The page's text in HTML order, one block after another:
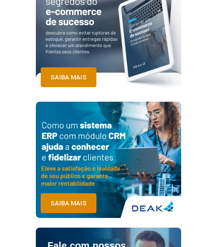
SAIBA MAIS
SAIBA MAIS